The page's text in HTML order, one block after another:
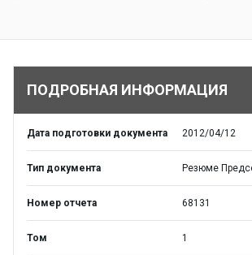
ПОДРОБНАЯ ИНФОРМАЦИЯ
Дата подготовки документа 2012/04/12
Тип документа Резюме
Номер отчета 68131
Том 1